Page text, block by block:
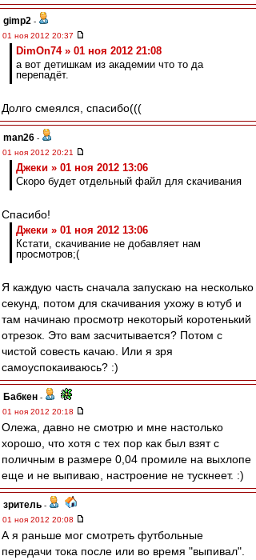
gimp2 -
01 ноя 2012 20:37
DimOn74 » 01 ноя 2012 21:08
а вот детишкам из академии что то да
перепадёт.
Долго смеялся, спасибо(((
man26 -
01 ноя 2012 20:21
Джеки » 01 ноя 2012 13:06
Скоро будет отдельный файл для скачивания
Спасибо!
Джеки » 01 ноя 2012 13:06
Кстати, скачивание не добавляет нам
просмотров;(
Я каждую часть сначала запускаю на несколько
секунд, потом для скачивания ухожу в ютуб и
там начинаю просмотр некоторый коротенький
отрезок. Это вам засчитывается? Потом с
чистой совесть качаю. Или я зря
самоуспокаиваюсь? :)
Бабкен -
01 ноя 2012 20:18
Олежа, давно не смотрю и мне настолько
хорошо, что хотя с тех пор как был взят с
поличным в размере 0,04 промиле на выхлопе
еще и не выпиваю, настроение не тускнеет. :)
зpитель -
01 ноя 2012 20:08
А я раньше мог смотреть футбольные
передачи тока после или во время "выпивал".